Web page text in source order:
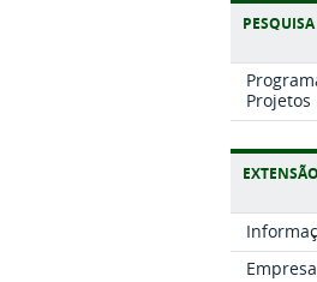
PESQUISA
Projetos
EXTENSÃO